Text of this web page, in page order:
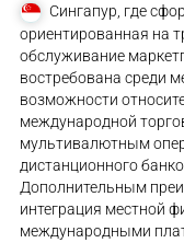
Сингапур, где
ориентированная на
обслуживание
востребована среди
возможности
международной
мультивалютным
дистанционного
Дополнительным
интеграция местной
международными